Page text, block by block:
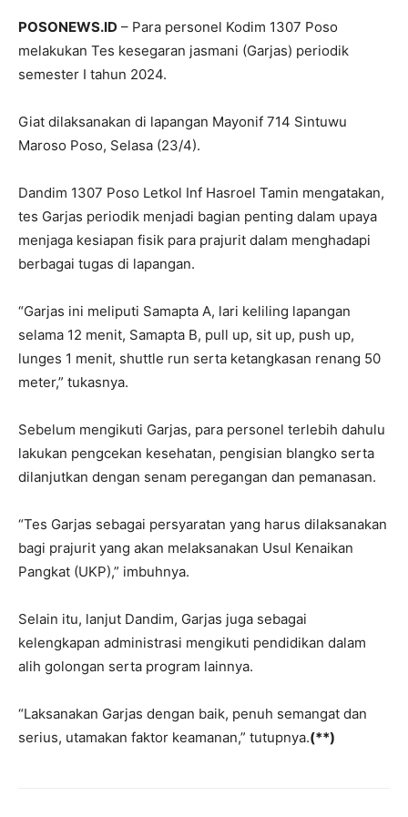
POSONEWS.ID – Para personel Kodim 1307 Poso
melakukan Tes kesegaran jasmani (Garjas) periodik
semester I tahun 2024.
Giat dilaksanakan di lapangan Mayonif 714 Sintuwu
Maroso Poso, Selasa (23/4).
Dandim 1307 Poso Letkol Inf Hasroel Tamin mengatakan,
tes Garjas periodik menjadi bagian penting dalam upaya
menjaga kesiapan fisik para prajurit dalam menghadapi
berbagai tugas di lapangan.
“Garjas ini meliputi Samapta A, lari keliling lapangan
selama 12 menit, Samapta B, pull up, sit up, push up,
lunges 1 menit, shuttle run serta ketangkasan renang 50
meter,” tukasnya.
Sebelum mengikuti Garjas, para personel terlebih dahulu
lakukan pengcekan kesehatan, pengisian blangko serta
dilanjutkan dengan senam peregangan dan pemanasan.
“Tes Garjas sebagai persyaratan yang harus dilaksanakan
bagi prajurit yang akan melaksanakan Usul Kenaikan
Pangkat (UKP),” imbuhnya.
Selain itu, lanjut Dandim, Garjas juga sebagai
kelengkapan administrasi mengikuti pendidikan dalam
alih golongan serta program lainnya.
“Laksanakan Garjas dengan baik, penuh semangat dan
serius, utamakan faktor keamanan,” tutupnya.(**)